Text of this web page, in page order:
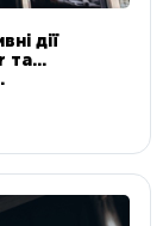
дії
та